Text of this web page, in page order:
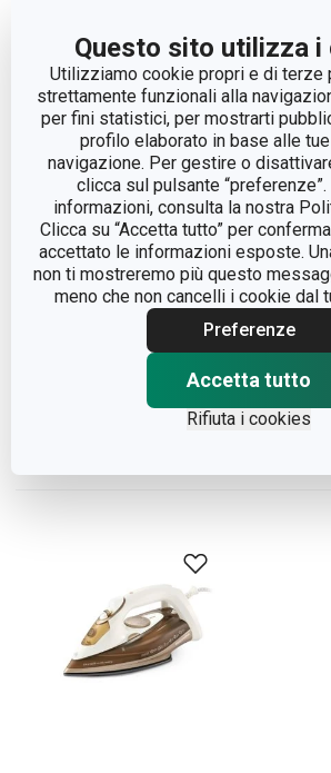
Questo sito utilizza i
Utilizziamo cookie propri e di terze
strettamente funzionali alla
per fini statistici, per mostrarti
profilo elaborato in base alle
navigazione. Per gestire o
clicca sul pulsante
informazioni, consulta la nostra
Clicca su “Accetta tutto” per
accettato le informazioni esposte.
non ti mostreremo più questo
meno che non cancelli i cookie dal
Preferenze
Accetta tutto
Rifiuta i cookies
Vaso grande FANCY
Vaso